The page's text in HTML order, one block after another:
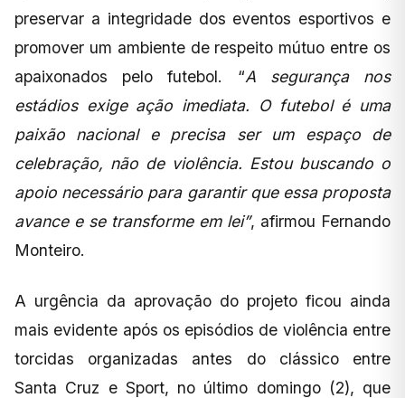
preservar a integridade dos eventos esportivos e
promover um ambiente de respeito mútuo entre os
apaixonados pelo futebol. “A segurança nos
estádios exige ação imediata. O futebol é uma
paixão nacional e precisa ser um espaço de
celebração, não de violência. Estou buscando o
apoio necessário para garantir que essa proposta
avance e se transforme em lei”, afirmou Fernando
Monteiro.
A urgência da aprovação do projeto ficou ainda
mais evidente após os episódios de violência entre
torcidas organizadas antes do clássico entre
Santa Cruz e Sport, no último domingo (2), que